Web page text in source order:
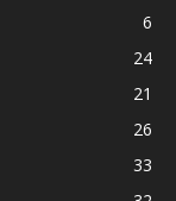
6
24
21
26
33